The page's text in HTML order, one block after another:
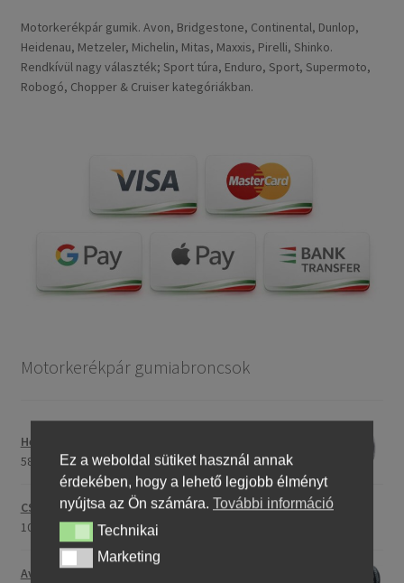
Motorkerékpár gumik. Avon, Bridgestone, Continental, Dunlop,
Heidenau, Metzeler, Michelin, Mitas, Maxxis, Pirelli, Shinko.
Rendkívül nagy választék; Sport túra, Enduro, Sport, Supermoto,
Robogó, Chopper & Cruiser kategóriákban.
Motorkerékpár gumiabroncsok
Heidenau 5.00 - 16 76P P29 TT
58243,46 Ft
CST C-186 3.00 - 23 59P TT (első/hátsó)
107396,28 Ft
Avon Roadrider MKII 90/90 - 18 51V TL (első/hátsó)
Ez a weboldal sütiket használ annak
érdekében, hogy a lehető legjobb élményt
nyújtsa az Ön számára. További információ
TechnikaiTechnikai
MarketingMarketing